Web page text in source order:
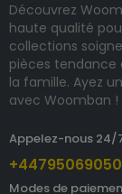
Découvrez
haute qualité
collections
pièces tendance
la famille. Ayez
avec Woomban !
Appelez-nous 24/
Modes de